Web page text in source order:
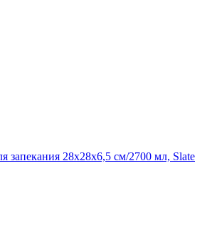
запекания 28х28x6,5 см/2700 мл, Slate